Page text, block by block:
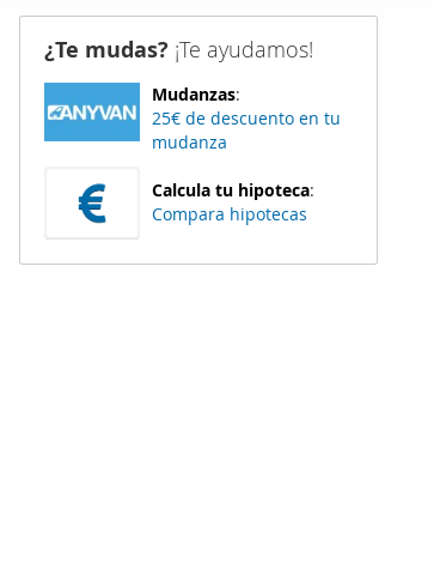
¿Te mudas? ¡Te ayudamos!
Mudanzas:
25€ de descuento en tu
mudanza
Calcula tu hipoteca:
Compara hipotecas